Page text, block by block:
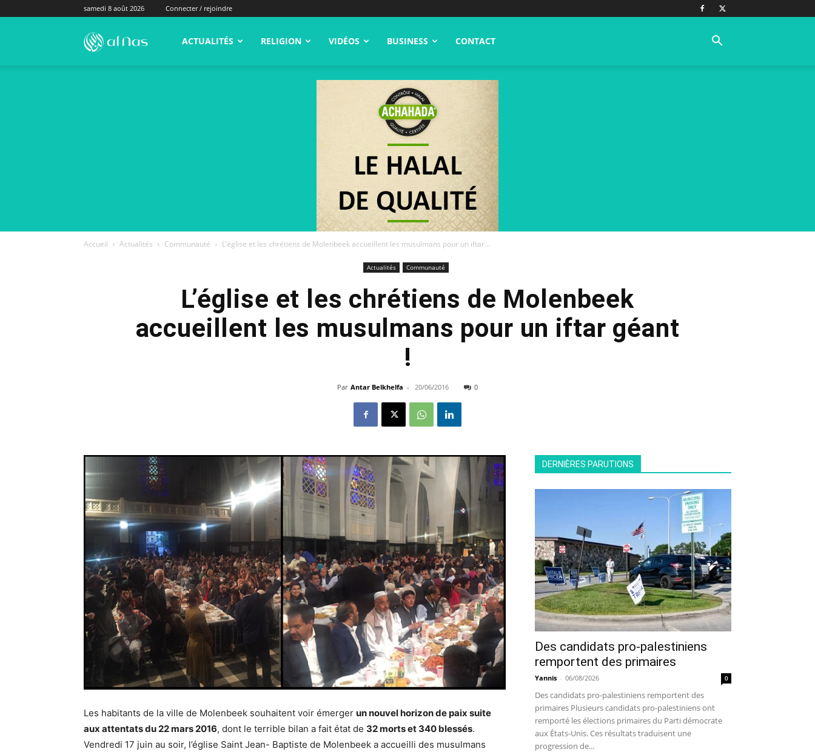
samedi 8 août 2026 Connecter / rejoindre
alNas.fr ACTUALITÉS RELIGION VIDÉOS BUSINESS CONTACT
Accueil Actualités Communauté L’église et les chrétiens de Molenbeek accueillent les musulmans pour un iftar...
Actualités Communauté
L’église et les chrétiens de Molenbeek
accueillent les musulmans pour un iftar géant
!
Par Antar Belkhelfa - 20/06/2016 0
Les habitants de la ville de Molenbeek souhaitent voir émerger un nouvel horizon de paix suite
aux attentats du 22 mars 2016, dont le terrible bilan a fait état de 32 morts et 340 blessés.
Vendredi 17 juin au soir, l’église Saint Jean- Baptiste de Molenbeek a accueilli des musulmans
DERNIÈRES PARUTIONS
Des candidats pro-palestiniens
remportent des primaires
Yannis - 06/08/2026 0
Des candidats pro-palestiniens remportent des
primaires Plusieurs candidats pro-palestiniens ont
remporté les élections primaires du Parti démocrate
aux États-Unis. Ces résultats traduisent une
progression de...